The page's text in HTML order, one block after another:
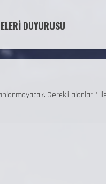
DUYURUSU
Gerekli alanlar *